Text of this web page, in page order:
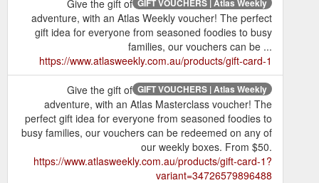
GIFT VOUCHERS | Atlas Weekly
Give the gift of
adventure, with an Atlas Weekly voucher! The perfect
gift idea for everyone from seasoned foodies to busy
families, our vouchers can be ...
https://www.atlasweekly.com.au/products/gift-card-1
GIFT VOUCHERS | Atlas Weekly
Give the gift of
adventure, with an Atlas Masterclass voucher! The
perfect gift idea for everyone from seasoned foodies to
busy families, our vouchers can be redeemed on any of
our weekly boxes. From $50.
https://www.atlasweekly.com.au/products/gift-card-1?
variant=34726579896488